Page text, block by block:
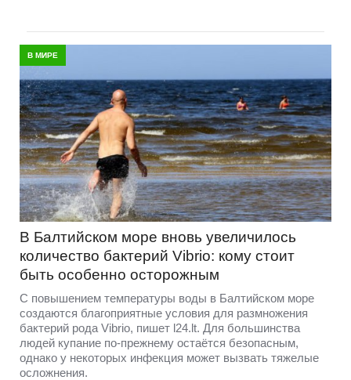
В МИРЕ
В Балтийском море вновь увеличилось
количество бактерий Vibrio: кому стоит
быть особенно осторожным
С повышением температуры воды в Балтийском море
создаются благоприятные условия для размножения
бактерий рода Vibrio, пишет l24.lt. Для большинства
людей купание по-прежнему остаётся безопасным,
однако у некоторых инфекция может вызвать тяжелые
осложнения.